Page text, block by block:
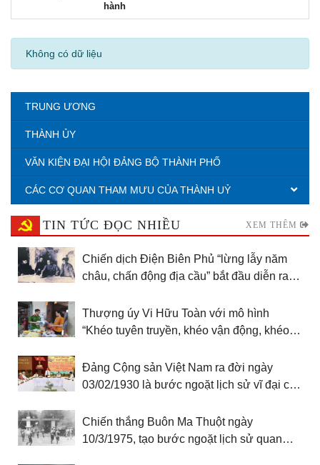
hành
Không có dữ liệu
TRUNG ƯƠNG
THÀNH ỦY
VĂN KIỆN ĐẠI HỘI ĐẢNG BỘ THÀNH PHỐ
CÁC CƠ QUAN THAM MƯU CỦA THÀNH UỶ
TIN TỨC ĐỌC NHIỀU XEM THÊM
Chiến dịch Điện Biên Phủ “lừng lẫy năm
châu, chấn động địa cầu” bắt đầu diễn ra
đổi vận mệnh dân tộc
Thượng úy Vi Hữu Toàn với mô hình
“Khéo tuyên truyền, khéo vận động, khéo tổ
Đảng Cộng sản Việt Nam ra đời ngày
03/02/1930 là bước ngoặt lịch sử vĩ đại của
Chiến thắng Buôn Ma Thuột ngày
10/3/1975, tạo bước ngoặt lịch sử quan